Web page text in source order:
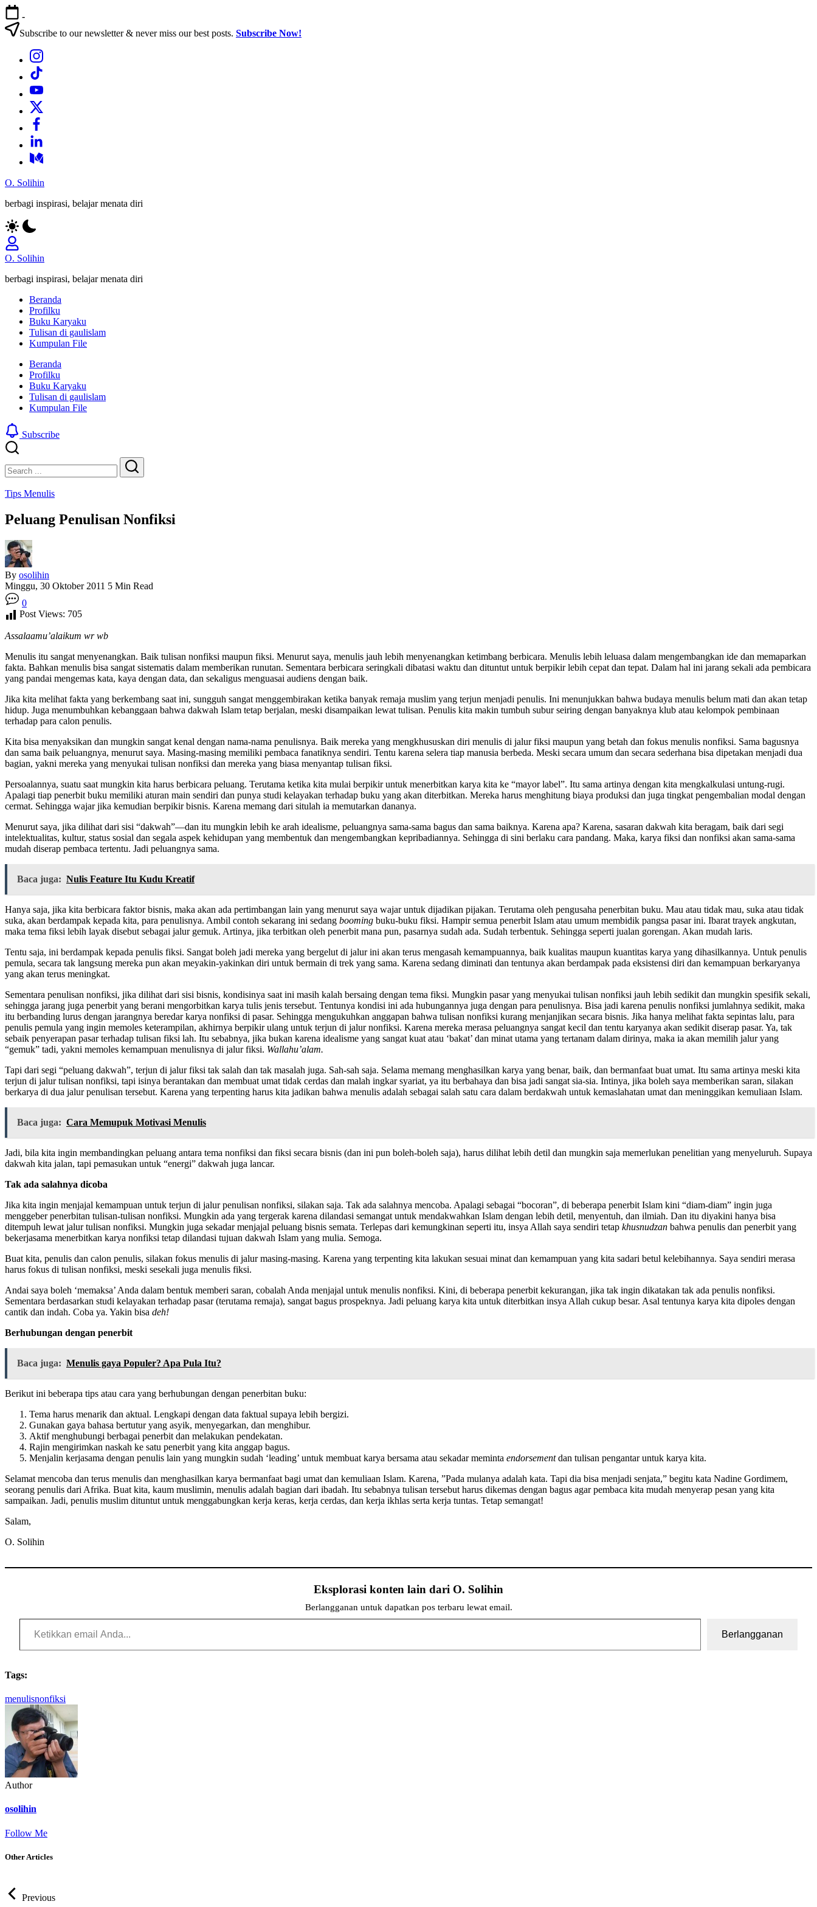
Skip
to
content
-
Subscribe to our newsletter & never miss our best posts. Subscribe Now!
Bagian
Menu
Bagian
Menu
Bagian
Bagian
Menu
Bagian
Menu
Bagian
Menu
Bagian
Menu
O. Solihin
berbagi inspirasi, belajar menata diri
O. Solihin
berbagi inspirasi, belajar menata diri
Beranda
Profilku
Buku Karyaku
Tulisan di gaulislam
Kumpulan File
Beranda
Profilku
Buku Karyaku
Tulisan di gaulislam
Kumpulan File
Subscribe
Search
Search
Tips Menulis
Peluang Penulisan Nonfiksi
By osolihin
Minggu, 30 Oktober 2011 5 Min Read
0
Post Views: 705
Assalaamu’alaikum wr wb
Menulis itu sangat menyenangkan. Baik tulisan nonfiksi maupun fiksi. Menurut saya, menulis jauh lebih menyenangkan ketimbang berbicara. Menulis lebih leluasa dalam mengembangkan ide dan memaparkan
fakta. Bahkan menulis bisa sangat sistematis dalam memberikan runutan. Sementara berbicara seringkali dibatasi waktu dan dituntut untuk berpikir lebih cepat dan tepat. Dalam hal ini jarang sekali ada pembicara
yang pandai mengemas kata, kaya dengan data, dan sekaligus menguasai audiens dengan baik.
Jika kita melihat fakta yang berkembang saat ini, sungguh sangat menggembirakan ketika banyak remaja muslim yang terjun menjadi penulis. Ini menunjukkan bahwa budaya menulis belum mati dan akan tetap
hidup. Juga menumbuhkan kebanggaan bahwa dakwah Islam tetap berjalan, meski disampaikan lewat tulisan. Penulis kita makin tumbuh subur seiring dengan banyaknya klub atau kelompok pembinaan
terhadap para calon penulis.
Kita bisa menyaksikan dan mungkin sangat kenal dengan nama-nama penulisnya. Baik mereka yang mengkhususkan diri menulis di jalur fiksi maupun yang betah dan fokus menulis nonfiksi. Sama bagusnya
dan sama baik peluangnya, menurut saya. Masing-masing memiliki pembaca fanatiknya sendiri. Tentu karena selera tiap manusia berbeda. Meski secara umum dan secara sederhana bisa dipetakan menjadi dua
bagian, yakni mereka yang menyukai tulisan nonfiksi dan mereka yang biasa menyantap tulisan fiksi.
Persoalannya, suatu saat mungkin kita harus berbicara peluang. Terutama ketika kita mulai berpikir untuk menerbitkan karya kita ke “mayor label”. Itu sama artinya dengan kita mengkalkulasi untung-rugi.
Apalagi tiap penerbit buku memiliki aturan main sendiri dan punya studi kelayakan terhadap buku yang akan diterbitkan. Mereka harus menghitung biaya produksi dan juga tingkat pengembalian modal dengan
cermat. Sehingga wajar jika kemudian berpikir bisnis. Karena memang dari situlah ia memutarkan dananya.
Menurut saya, jika dilihat dari sisi “dakwah”—dan itu mungkin lebih ke arah idealisme, peluangnya sama-sama bagus dan sama baiknya. Karena apa? Karena, sasaran dakwah kita beragam, baik dari segi
intelektualitas, kultur, status sosial dan segala aspek kehidupan yang membentuk dan mengembangkan kepribadiannya. Sehingga di sini berlaku cara pandang. Maka, karya fiksi dan nonfiksi akan sama-sama
mudah diserap pembaca tertentu. Jadi peluangnya sama.
Baca juga: Nulis Feature Itu Kudu Kreatif
Hanya saja, jika kita berbicara faktor bisnis, maka akan ada pertimbangan lain yang menurut saya wajar untuk dijadikan pijakan. Terutama oleh pengusaha penerbitan buku. Mau atau tidak mau, suka atau tidak
suka, akan berdampak kepada kita, para penulisnya. Ambil contoh sekarang ini sedang booming buku-buku fiksi. Hampir semua penerbit Islam atau umum membidik pangsa pasar ini. Ibarat trayek angkutan,
maka tema fiksi lebih layak disebut sebagai jalur gemuk. Artinya, jika terbitkan oleh penerbit mana pun, pasarnya sudah ada. Sudah terbentuk. Sehingga seperti jualan gorengan. Akan mudah laris.
Tentu saja, ini berdampak kepada penulis fiksi. Sangat boleh jadi mereka yang bergelut di jalur ini akan terus mengasah kemampuannya, baik kualitas maupun kuantitas karya yang dihasilkannya. Untuk penulis
pemula, secara tak langsung mereka pun akan meyakin-yakinkan diri untuk bermain di trek yang sama. Karena sedang diminati dan tentunya akan berdampak pada eksistensi diri dan kemampuan berkaryanya
yang akan terus meningkat.
Sementara penulisan nonfiksi, jika dilihat dari sisi bisnis, kondisinya saat ini masih kalah bersaing dengan tema fiksi. Mungkin pasar yang menyukai tulisan nonfiksi jauh lebih sedikit dan mungkin spesifik sekali,
sehingga jarang juga penerbit yang berani mengorbitkan karya tulis jenis tersebut. Tentunya kondisi ini ada hubungannya juga dengan para penulisnya. Bisa jadi karena penulis nonfiksi jumlahnya sedikit, maka
itu berbanding lurus dengan jarangnya beredar karya nonfiksi di pasar. Sehingga mengukuhkan anggapan bahwa tulisan nonfiksi kurang menjanjikan secara bisnis. Jika hanya melihat fakta sepintas lalu, para
penulis pemula yang ingin memoles keterampilan, akhirnya berpikir ulang untuk terjun di jalur nonfiksi. Karena mereka merasa peluangnya sangat kecil dan tentu karyanya akan sedikit diserap pasar. Ya, tak
sebaik penyerapan pasar terhadap tulisan fiksi lah. Itu sebabnya, jika bukan karena idealisme yang sangat kuat atau ‘bakat’ dan minat utama yang tertanam dalam dirinya, maka ia akan memilih jalur yang
“gemuk” tadi, yakni memoles kemampuan menulisnya di jalur fiksi. Wallahu’alam.
Tapi dari segi “peluang dakwah”, terjun di jalur fiksi tak salah dan tak masalah juga. Sah-sah saja. Selama memang menghasilkan karya yang benar, baik, dan bermanfaat buat umat. Itu sama artinya meski kita
terjun di jalur tulisan nonfiksi, tapi isinya berantakan dan membuat umat tidak cerdas dan malah ingkar syariat, ya itu berbahaya dan bisa jadi sangat sia-sia. Intinya, jika boleh saya memberikan saran, silakan
berkarya di dua jalur penulisan tersebut. Karena yang terpenting harus kita jadikan bahwa menulis adalah sebagai salah satu cara dalam berdakwah untuk kemaslahatan umat dan meninggikan kemuliaan Islam.
Baca juga: Cara Memupuk Motivasi Menulis
Jadi, bila kita ingin membandingkan peluang antara tema nonfiksi dan fiksi secara bisnis (dan ini pun boleh-boleh saja), harus dilihat lebih detil dan mungkin saja memerlukan penelitian yang menyeluruh. Supaya
dakwah kita jalan, tapi pemasukan untuk “energi” dakwah juga lancar.
Tak ada salahnya dicoba
Jika kita ingin menjajal kemampuan untuk terjun di jalur penulisan nonfiksi, silakan saja. Tak ada salahnya mencoba. Apalagi sebagai “bocoran”, di beberapa penerbit Islam kini “diam-diam” ingin juga
menggeber penerbitan tulisan-tulisan nonfiksi. Mungkin ada yang tergerak karena dilandasi semangat untuk mendakwahkan Islam dengan lebih detil, menyentuh, dan ilmiah. Dan itu diyakini hanya bisa
ditempuh lewat jalur tulisan nonfiksi. Mungkin juga sekadar menjajal peluang bisnis semata. Terlepas dari kemungkinan seperti itu, insya Allah saya sendiri tetap khusnudzan bahwa penulis dan penerbit yang
bekerjasama menerbitkan karya nonfiksi tetap dilandasi tujuan dakwah Islam yang mulia. Semoga.
Buat kita, penulis dan calon penulis, silakan fokus menulis di jalur masing-masing. Karena yang terpenting kita lakukan sesuai minat dan kemampuan yang kita sadari betul kelebihannya. Saya sendiri merasa
harus fokus di tulisan nonfiksi, meski sesekali juga menulis fiksi.
Andai saya boleh ‘memaksa’ Anda dalam bentuk memberi saran, cobalah Anda menjajal untuk menulis nonfiksi. Kini, di beberapa penerbit kekurangan, jika tak ingin dikatakan tak ada penulis nonfiksi.
Sementara berdasarkan studi kelayakan terhadap pasar (terutama remaja), sangat bagus prospeknya. Jadi peluang karya kita untuk diterbitkan insya Allah cukup besar. Asal tentunya karya kita dipoles dengan
cantik dan indah. Coba ya. Yakin bisa deh!
Berhubungan dengan penerbit
Baca juga: Menulis gaya Populer? Apa Pula Itu?
Berikut ini beberapa tips atau cara yang berhubungan dengan penerbitan buku:
Tema harus menarik dan aktual. Lengkapi dengan data faktual supaya lebih bergizi.
Gunakan gaya bahasa bertutur yang asyik, menyegarkan, dan menghibur.
Aktif menghubungi berbagai penerbit dan melakukan pendekatan.
Rajin mengirimkan naskah ke satu penerbit yang kita anggap bagus.
Menjalin kerjasama dengan penulis lain yang mungkin sudah ‘leading’ untuk membuat karya bersama atau sekadar meminta endorsementdan tulisan pengantar untuk karya kita.
Selamat mencoba dan terus menulis dan menghasilkan karya bermanfaat bagi umat dan kemuliaan Islam. Karena, ”Pada mulanya adalah kata. Tapi dia bisa menjadi senjata,” begitu kata Nadine Gordimem,
seorang penulis dari Afrika. Buat kita, kaum muslimin, menulis adalah bagian dari ibadah. Itu sebabnya tulisan tersebut harus dikemas dengan bagus agar pembaca kita mudah menyerap pesan yang kita
sampaikan. Jadi, penulis muslim dituntut untuk menggabungkan kerja keras, kerja cerdas, dan kerja ikhlas serta kerja tuntas. Tetap semangat!
Salam,
O. Solihin
Eksplorasi konten lain dari O. Solihin
Berlangganan untuk dapatkan pos terbaru lewat email.
Ketikkan email Anda...
Berlangganan
Tags:
menulisnonfiksi
Author
osolihin
Follow Me
Other Articles
Previous